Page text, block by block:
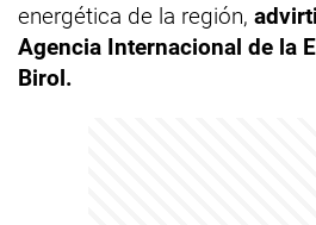
energética de la región,
Agencia Internacional de la
Birol.